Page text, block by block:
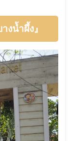
งน้ำผึ้ง』